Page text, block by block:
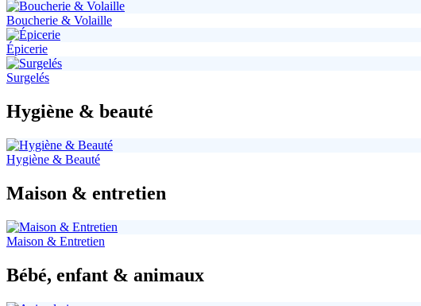
Boucherie & Volaille
Épicerie
Surgelés
Hygiène & beauté
Hygiène & Beauté
Maison & entretien
Maison & Entretien
Bébé, enfant & animaux